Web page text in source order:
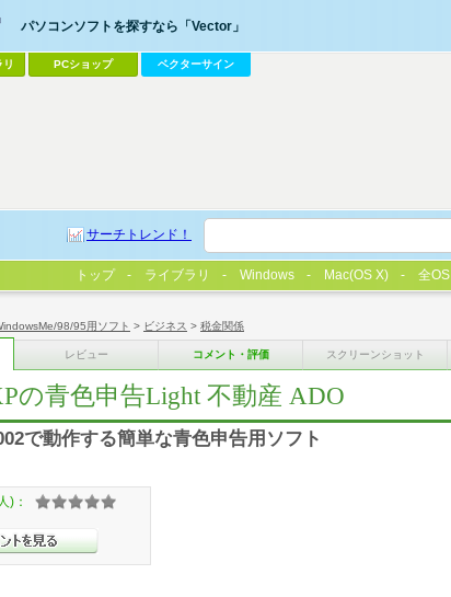
98/95用ソフト > ビジネス > 税金関係
レビュー コメント・評価 スクリーンショット
の青色申告Light 不動産 ADO
で動作する簡単な青色申告用ソフト
人)：
パソコンソフトを探すなら「Vector」
PCショップ ベクターサイン
サーチトレンド！
トップ ライブラリ Windows Mac(OS X) 全OS